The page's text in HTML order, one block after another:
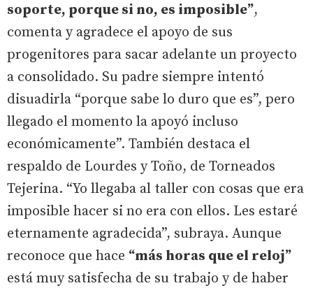
soporte, porque si no, es imposible”,
comenta y agradece el apoyo de sus
progenitores para sacar adelante un proyecto
a consolidado. Su padre siempre intentó
disuadirla “porque sabe lo duro que es”, pero
llegado el momento la apoyó incluso
económicamente”. También destaca el
respaldo de Lourdes y Toño, de Torneados
Tejerina. “Yo llegaba al taller con cosas que era
imposible hacer si no era con ellos. Les estaré
eternamente agradecida”, subraya. Aunque
reconoce que hace “más horas que el reloj”
está muy satisfecha de su trabajo y de haber